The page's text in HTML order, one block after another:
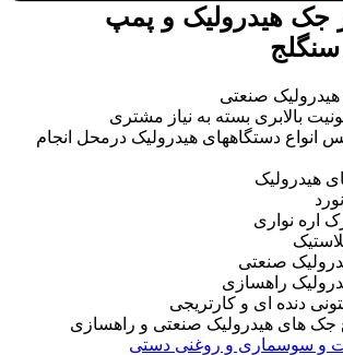
جک هیدرولیک و پمپ
سنگلج
صنعتی
بالابری بسته به نیاز مشتری
انواع دستگاههای هیدرولیک درمحل انجام
هیدرولیک
اره نواری
صنعتی
راهسازی
دنده ای و کارتریجی
جک های هیدرولیک صنعتی و راهسازی
و سوسماری و روغنی دستی